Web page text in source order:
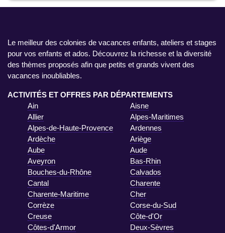
Le meilleur des colonies de vacances enfants, ateliers et stages
pour vos enfants et ados. Découvrez la richesse et la diversité
des thèmes proposés afin que petits et grands vivent des
vacances inoubliables.
ACTIVITÉS ET OFFRES PAR DÉPARTEMENTS
Ain
Aisne
Allier
Alpes-Maritimes
Alpes-de-Haute-Provence
Ardennes
Ardèche
Ariège
Aube
Aude
Aveyron
Bas-Rhin
Bouches-du-Rhône
Calvados
Cantal
Charente
Charente-Maritime
Cher
Corrèze
Corse-du-Sud
Creuse
Côte-d'Or
Côtes-d'Armor
Deux-Sèvres